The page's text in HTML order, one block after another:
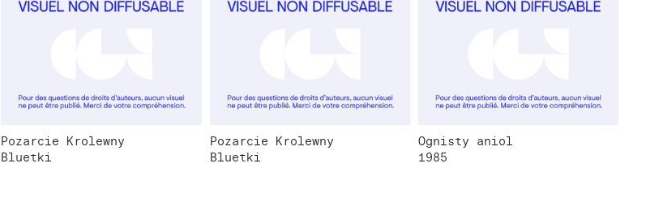
Pozarcie Krolewny
Bluetki
Pozarcie Krolewny
Bluetki
Ognisty aniol
1985